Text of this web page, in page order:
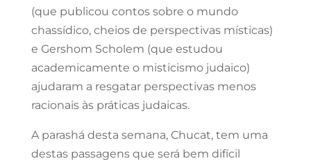
(que publicou contos sobre o mundo
chassídico, cheios de perspectivas místicas)
e Gershom Scholem (que estudou
academicamente o misticismo judaico)
ajudaram a resgatar perspectivas menos
racionais às práticas judaicas.
A parashá desta semana, Chucat, tem uma
destas passagens que será bem difícil